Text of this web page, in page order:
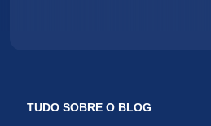
TUDO SOBRE O BLOG